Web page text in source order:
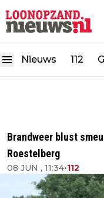
Nieuws 112
Brandweer blust
Roestelberg
08 JUN , 11:34•112